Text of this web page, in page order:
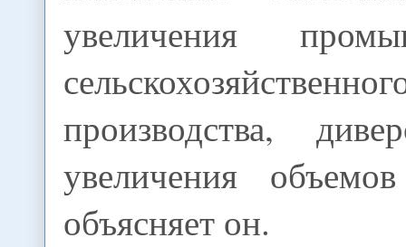
увеличения
производства,
увеличения
объясняет он.